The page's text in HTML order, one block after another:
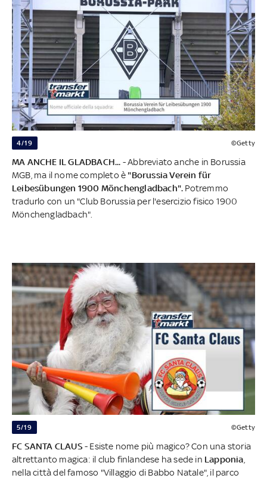
4/19 ©Getty
MA ANCHE IL GLADBACH... - Abbreviato anche in Borussia
MGB, ma il nome completo è "Borussia Verein für
Leibesübungen 1900 Mönchengladbach". Potremmo
tradurlo con un "Club Borussia per l'esercizio fisico 1900
Mönchengladbach".
5/19 ©Getty
FC SANTA CLAUS- Esiste nome più magico? Con una storia
altrettanto magica: il club finlandese ha sede in Lapponia
nella città del famoso "Villaggio di Babbo Natale", il parco